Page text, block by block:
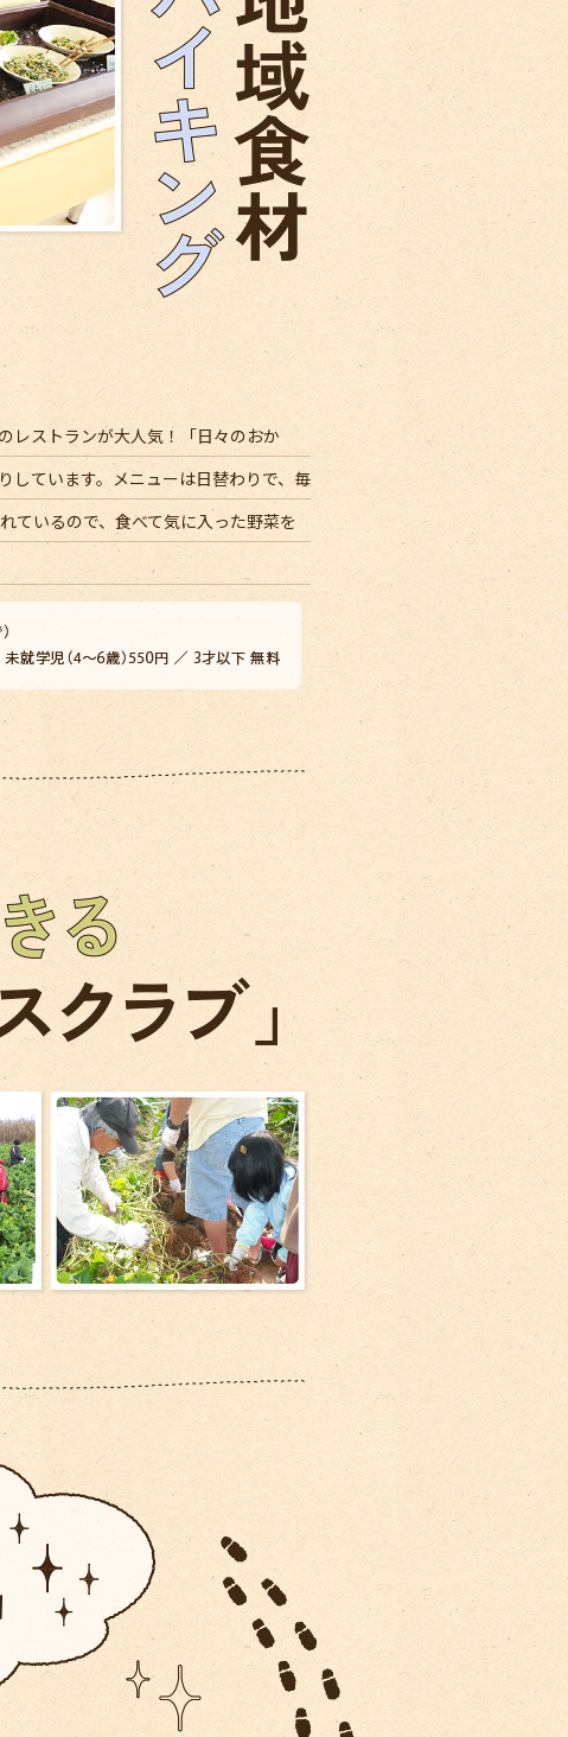
レストランが大人気！「日々のおか
しています。メニューは日替わりで、毎
ているので、食べて気に入った野菜を